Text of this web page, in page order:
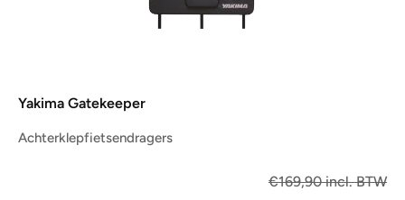
Yakima Gatekeeper
Achterklepfietsendragers
€169,90 incl. BTW